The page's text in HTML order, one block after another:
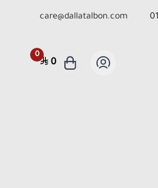
care@dallatalbon.com
0
0